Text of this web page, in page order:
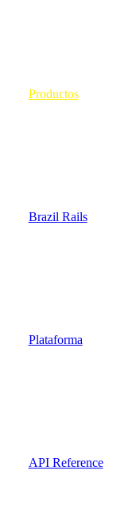
Productos
Brazil Rails
Plataforma
API Reference